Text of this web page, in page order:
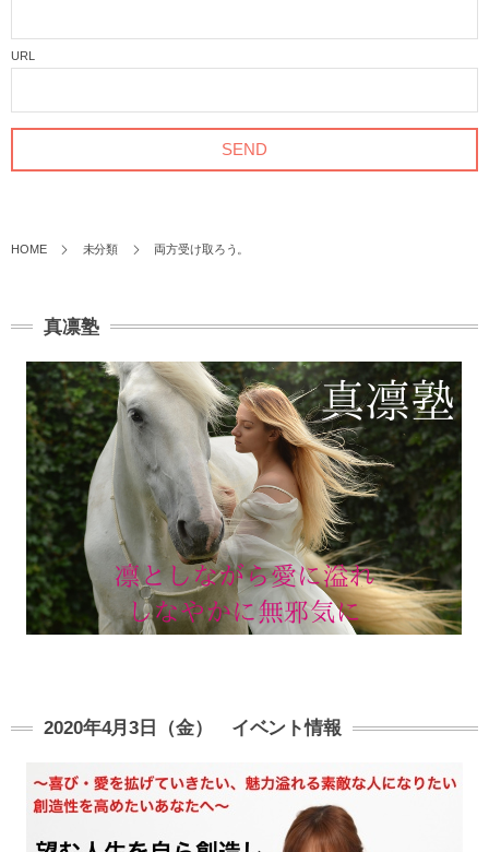
URL
HOME 未分類 両方受け取ろう。
真凛塾
2020年4月3日（金） イベント情報